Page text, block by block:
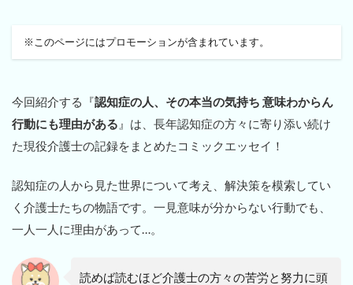
※このページにはプロモーションが含まれています。
今回紹介する『認知症の人、その本当の気持ち 意味わからん
行動にも理由がある 』は、長年認知症の方々に寄り添い続け
た現役介護士の記録をまとめたコミックエッセイ！
認知症の人から見た世界について考え、解決策を模索してい
く介護士たちの物語です。一見意味が分からない行動でも、
一人一人に理由があって…。
読めば読むほど介護士の方々の苦労と努力に頭